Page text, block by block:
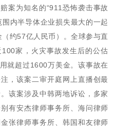
案为知名的“911恐怖袭击事故
内半导体企业损失最大的一起
约57亿人民币）。全球参与直
家，火灾事故发生后的公估
就超过1600万美金。该事故在
，该案二审开庭网上直播创最
该案涉及中韩两地诉讼，多家
有安杰律师事务所、海问律师
张律师事务所、韩国和友律师